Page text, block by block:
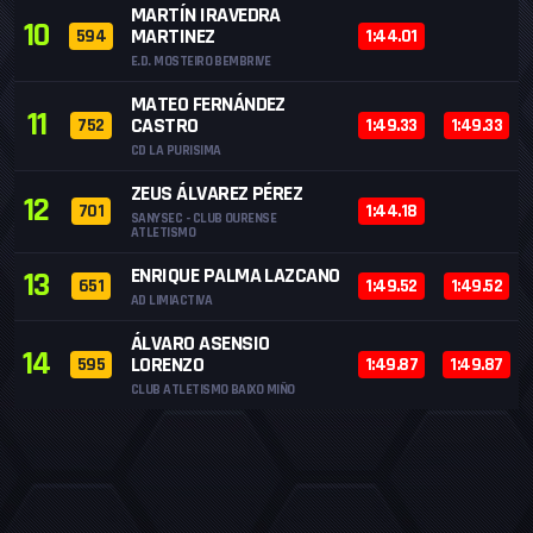
10 594
MARTÍN IRAVEDRA
MARTINEZ
E.D. MOSTEIRO BEMBRIVE
1:44.01
11 752
MATEO FERNÁNDEZ
CASTRO
CD LA PURISIMA
1:49.33 1:49.33
12 701
ZEUS ÁLVAREZ PÉREZ
SANYSEC - CLUB OURENSE
ATLETISMO
1:44.18
13 651 ENRIQUE PALMA LAZCANO
AD LIMIACTIVA
1:49.52 1:49.52
14 595
ÁLVARO ASENSIO
LORENZO
CLUB ATLETISMO BAIXO MIÑO
1:49.87 1:49.87